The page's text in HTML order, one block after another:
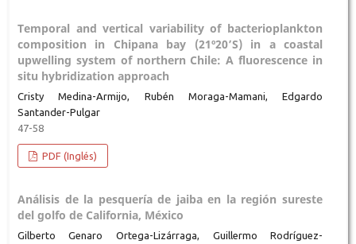
Temporal and vertical variability of bacterioplankton
composition in Chipana bay (21º20’S) in a coastal
upwelling system of northern Chile: A fluorescence in
situ hybridization approach
Cristy Medina-Armijo, Rubén Moraga-Mamani, Edgardo
Santander-Pulgar
47-58
PDF (Inglés)
Análisis de la pesquería de jaiba en la región sureste
del golfo de California, México
Gilberto Genaro Ortega-Lizárraga, Guillermo Rodríguez-